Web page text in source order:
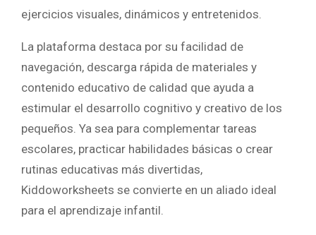
ejercicios visuales, dinámicos y entretenidos.
La plataforma destaca por su facilidad de
navegación, descarga rápida de materiales y
contenido educativo de calidad que ayuda a
estimular el desarrollo cognitivo y creativo de los
pequeños. Ya sea para complementar tareas
escolares, practicar habilidades básicas o crear
rutinas educativas más divertidas,
Kiddoworksheets se convierte en un aliado ideal
para el aprendizaje infantil.